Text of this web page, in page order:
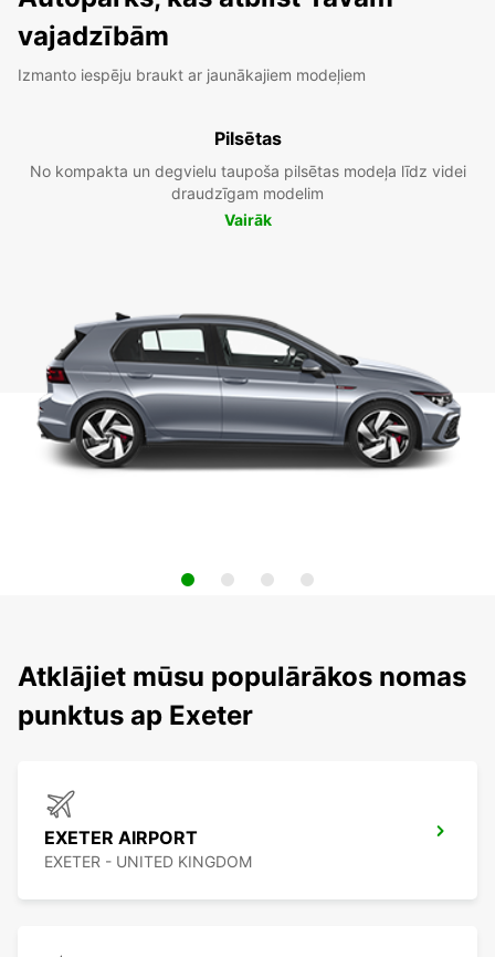
vajadzībām
Izmanto iespēju braukt ar jaunākajiem modeļiem
Pilsētas
No kompakta un degvielu taupoša pilsētas modeļa līdz videi
draudzīgam modelim
Vairāk
Atklājiet mūsu populārākos nomas
punktus ap Exeter
EXETER AIRPORT
EXETER - UNITED KINGDOM